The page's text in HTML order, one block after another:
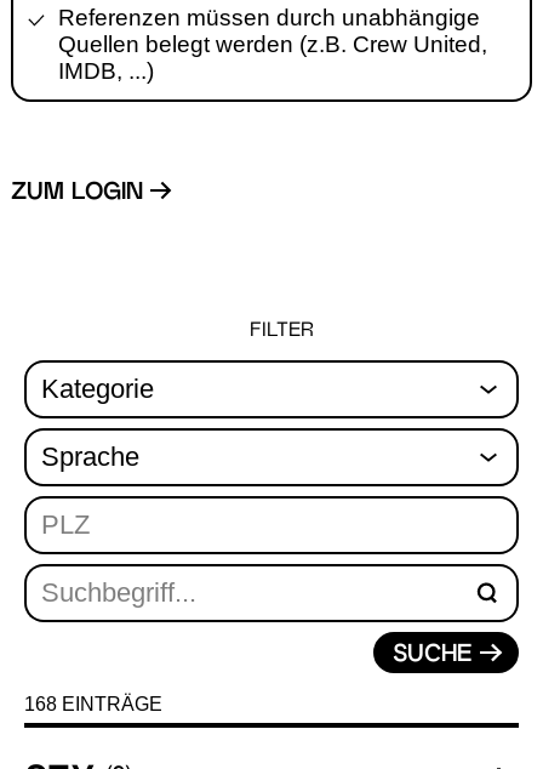
Referenzen müssen durch unabhängige
Quellen belegt werden (z.B. Crew United,
IMDB, ...)
ZUM LOGIN
FILTER
SUCHE
168 EINTRÄGE